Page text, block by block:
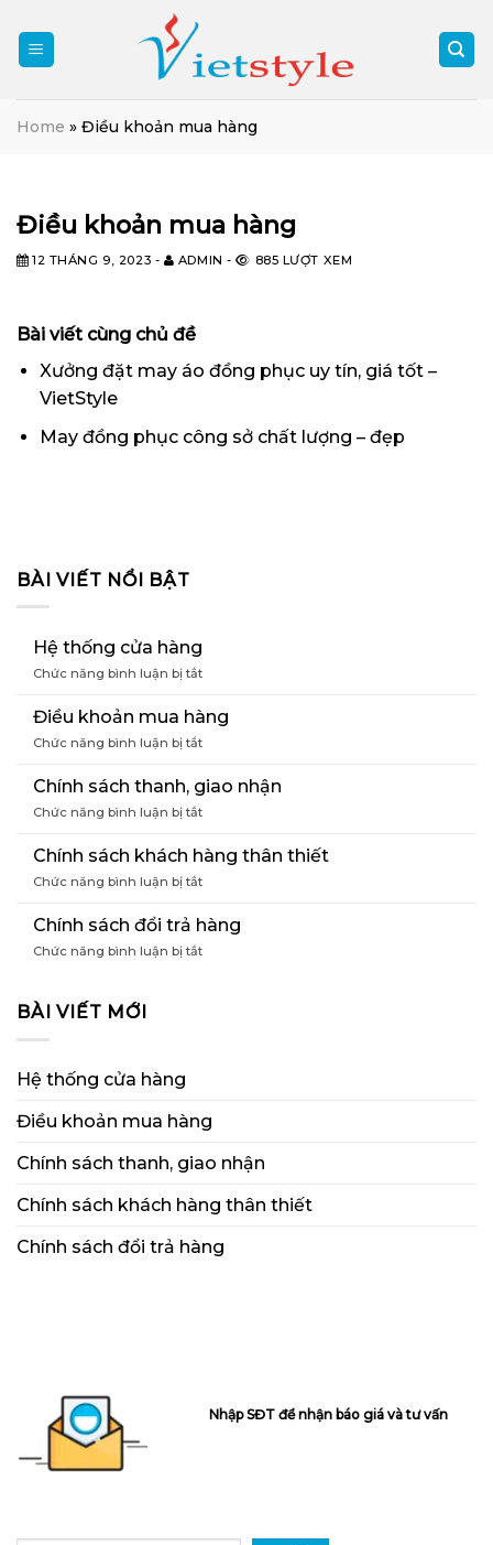
content
Home » Điều khoản mua hàng
Điều khoản mua hàng
12 THÁNG 9, 2023 - ADMIN - 885 LƯỢT XEM
Bài viết cùng chủ đề
Xưởng đặt may áo đồng phục uy tín, giá tốt –
VietStyle
May đồng phục công sở chất lượng – đẹp
BÀI VIẾT NỔI BẬT
Hệ thống cửa hàng
Chức năng bình luận bị tắtở
thống
cửa
hàng
Điều khoản mua hàng
Chức năng bình luận bị tắtở
khoản
mua
hàng
Chính sách thanh, giao nhận
Chức năng bình luận bị tắtở
sách
thanh,
giao
Chính sách khách hàng thân thiết
Chức năng bình luận bị tắtở
sách
khách
hàng
Chính sách đổi trả hàng
Chức năng bình luận bị tắtở
BÀI VIẾT MỚI
Hệ thống cửa hàng
Điều khoản mua hàng
Chính sách thanh, giao nhận
Chính sách khách hàng thân thiết
Chính sách đổi trả hàng
Nhập SĐT để nhận báo giá và tư vấn